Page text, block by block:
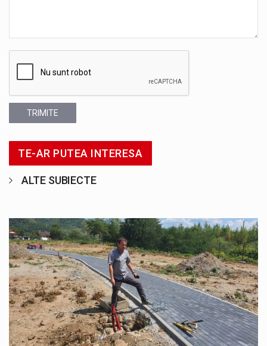
TRIMITE
TE-AR PUTEA INTERESA
ALTE SUBIECTE